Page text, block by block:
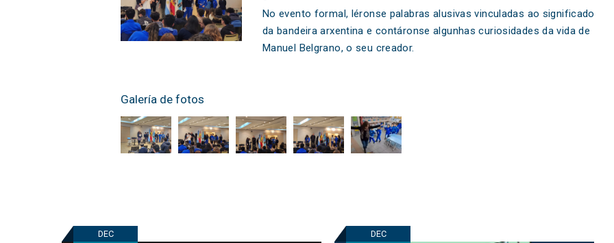
No evento formal, léronse palabras alusivas vinculadas ao significado
da bandeira arxentina e contáronse algunhas curiosidades da vida de
Manuel Belgrano, o seu creador.
Galería de fotos
DEC DEC